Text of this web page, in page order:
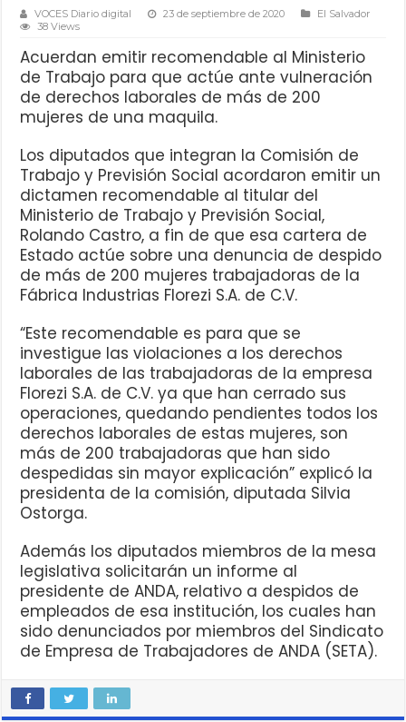
VOCES Diario digital 23 de septiembre de 2020
El Salvador
38 Views
Acuerdan emitir recomendable al Ministerio
de Trabajo para que actúe ante vulneración
de derechos laborales de más de 200
mujeres de una maquila.
Los diputados que integran la Comisión de
Trabajo y Previsión Social acordaron emitir un
dictamen recomendable al titular del
Ministerio de Trabajo y Previsión Social,
Rolando Castro, a fin de que esa cartera de
Estado actúe sobre una denuncia de despido
de más de 200 mujeres trabajadoras de la
Fábrica Industrias Florezi S.A. de C.V.
“Este recomendable es para que se
investigue las violaciones a los derechos
laborales de las trabajadoras de la empresa
Florezi S.A. de C.V. ya que han cerrado sus
operaciones, quedando pendientes todos los
derechos laborales de estas mujeres, son
más de 200 trabajadoras que han sido
despedidas sin mayor explicación” explicó la
presidenta de la comisión, diputada Silvia
Ostorga.
Además los diputados miembros de la mesa
legislativa solicitarán un informe al
presidente de ANDA, relativo a despidos de
empleados de esa institución, los cuales han
sido denunciados por miembros del Sindicato
de Empresa de Trabajadores de ANDA (SETA).